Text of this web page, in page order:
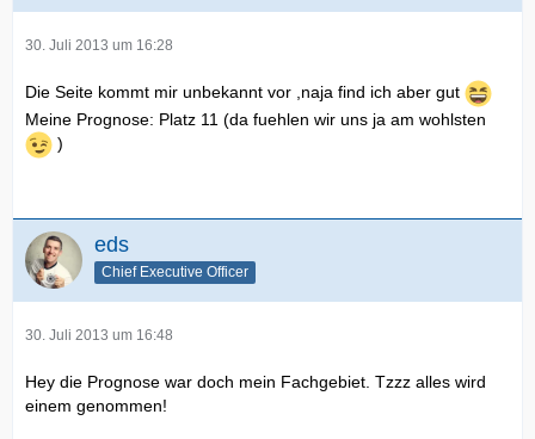
30. Juli 2013 um 16:28
Die Seite kommt mir unbekannt vor ,naja find ich aber gut
Meine Prognose: Platz 11 (da fuehlen wir uns ja am wohlsten
)
eds
Chief Executive Officer
30. Juli 2013 um 16:48
Hey die Prognose war doch mein Fachgebiet. Tzzz alles wird
einem genommen!